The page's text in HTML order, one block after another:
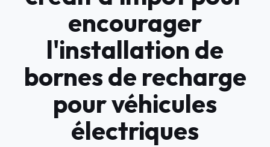
encourager
l'installation de
bornes de recharge
pour véhicules
électriques